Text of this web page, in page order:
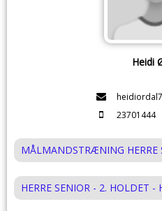
Heidi
23701444
MÅLMANDSTRÆNING HERRE
HERRE SENIOR - 2. HOLDET -